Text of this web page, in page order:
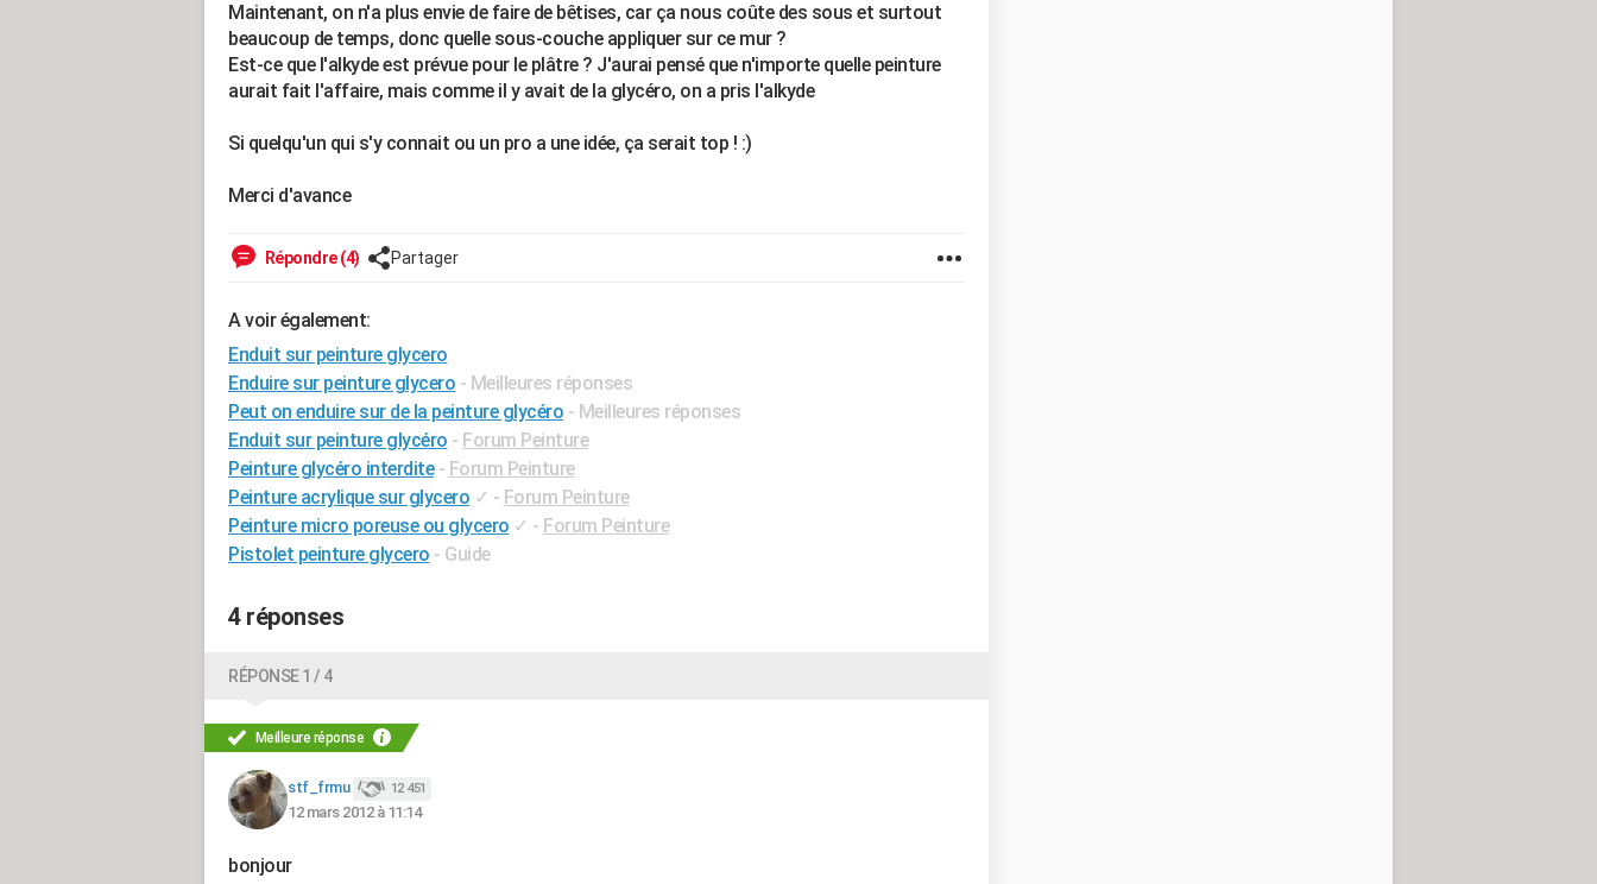
Maintenant, on n'a plus envie de faire de bêtises, car ça nous coûte des sous et surtout
beaucoup de temps, donc quelle sous-couche appliquer sur ce mur ?
Est-ce que l'alkyde est prévue pour le plâtre ? J'aurai pensé que n'importe quelle peinture
aurait fait l'affaire, mais comme il y avait de la glycéro, on a pris l'alkyde
Si quelqu'un qui s'y connait ou un pro a une idée, ça serait top ! :)
Merci d'avance
Répondre (4) Partager
A voir également:
Enduit sur peinture glycero
Enduire sur peinture glycero - Meilleures réponses
Peut on enduire sur de la peinture glycéro - Meilleures réponses
Enduit sur peinture glycéro - Forum Peinture
Peinture glycéro interdite - Forum Peinture
Peinture acrylique sur glycero ✓ - Forum Peinture
Peinture micro poreuse ou glycero ✓ - Forum Peinture
Pistolet peinture glycero - Guide
4 réponses
RÉPONSE 1 / 4
Meilleure réponse
stf_frmu 12 451
12 mars 2012 à 11:14
bonjour